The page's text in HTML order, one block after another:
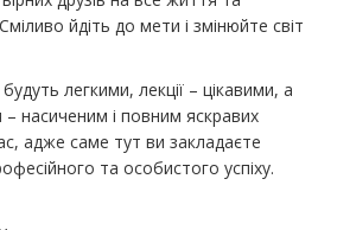
йдіть до мети і змінюйте світ
легкими, лекції – цікавими, а
насиченим і повним яскравих
адже саме тут ви закладаєте
та особистого успіху.